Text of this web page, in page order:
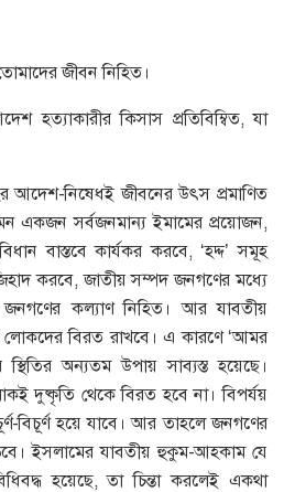
জীবন নিহিত।
কিসাস প্রতিবিম্বিত, যা
আদেশ-নিষেধই জীবনের উৎস প্রমাণিত
একজন সর্বজনমান্য ইমামের প্রয়োজন,
বাস্তবে কার্যকর করবে, ‘হদ্দ’ সমূহ
করবে, জাতীয় সম্পদ জনগণের মধ্যে
কল্যাণ নিহিত। আর যাবতীয়
বিরত রাখবে। এ কারণে ‘আমর
অন্যতম উপায় সাব্যস্ত হয়েছে।
দুষ্কৃতি থেকে বিরত হবে না। বিপর্যয়
বিচূর্ণ হয়ে যাবে। আর তাহলে জনগণের
ইসলামের যাবতীয় হুকুম-আহকাম যে
হয়েছে, তা চিন্তা করলেই একথা